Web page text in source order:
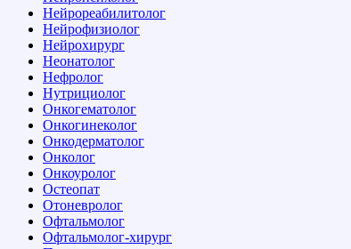
Нейрореабилитолог
Нейрофизиолог
Нейрохирург
Неонатолог
Нефролог
Нутрициолог
Онкогематолог
Онкогинеколог
Онкодерматолог
Онколог
Онкоуролог
Остеопат
Отоневролог
Офтальмолог
Офтальмолог-хирург